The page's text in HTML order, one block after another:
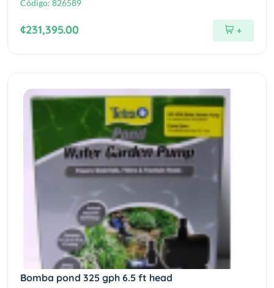
Código: 826589
¢231,395.00 +
Bomba pond 325 gph 6.5 ft head